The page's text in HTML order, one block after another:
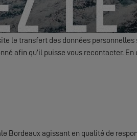
Captcha
le transfert des données
afin qu’il puisse vous recontacter.
Bordeaux agissant en qualité de